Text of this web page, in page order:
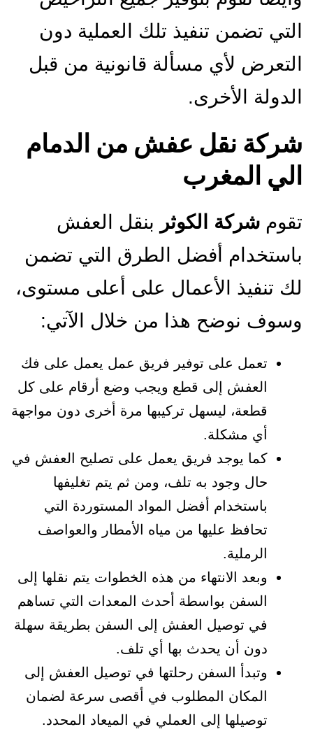
التي تضمن تنفيذ تلك العملية دون
التعرض لأي مسألة قانونية من قبل
الدولة الأخرى.
شركة نقل عفش من الدمام
الي المغرب
تقوم شركة الكوثر بنقل العفش
باستخدام أفضل الطرق التي تضمن
لك تنفيذ الأعمال على أعلى مستوى،
وسوف نوضح هذا من خلال الآتي:
تعمل على توفير فريق عمل يعمل على فك
العفش إلى قطع ويجب وضع أرقام على كل
قطعة، ليسهل تركيبها مرة أخرى دون مواجهة
أي مشكلة.
كما يوجد فريق يعمل على تصليح العفش في
حال وجود به تلف، ومن ثم يتم تغليفها
باستخدام أفضل المواد المستوردة التي
تحافظ عليها من مياه الأمطار والعواصف
الرملية.
وبعد الانتهاء من هذه الخطوات يتم نقلها إلى
السفن بواسطة أحدث المعدات التي تساهم
في توصيل العفش إلى السفن بطريقة سهلة
دون أن يحدث بها أي تلف.
وتبدأ السفن رحلتها في توصيل العفش إلى
المكان المطلوب في أقصى سرعة لضمان
توصيلها إلى العملي في الميعاد المحدد.